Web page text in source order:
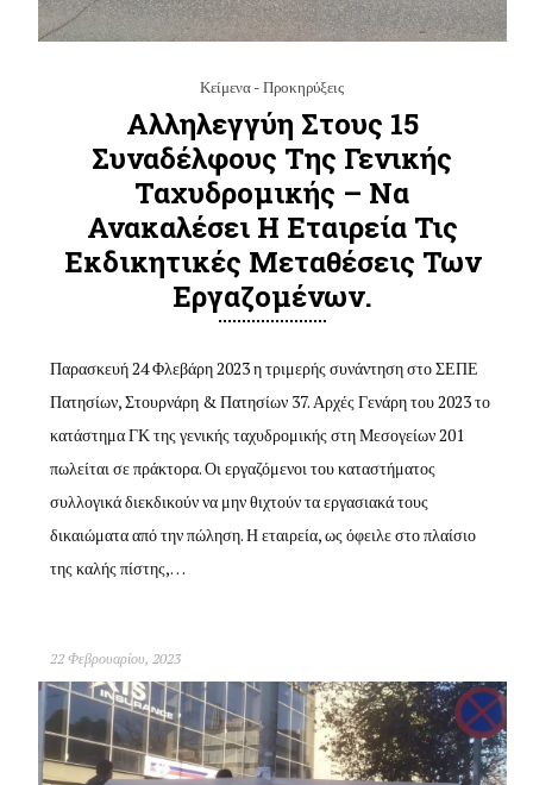
Κείμενα - Προκηρύξεις
Αλληλεγγύη Στους 15
Συναδέλφους Της Γενικής
Ταχυδρομικής – Να
Ανακαλέσει Η Εταιρεία Τις
Εκδικητικές Μεταθέσεις Των
Εργαζομένων.
Παρασκευή 24 Φλεβάρη 2023 η τριμερής συνάντηση στο ΣΕΠΕ
Πατησίων, Στουρνάρη & Πατησίων 37. Αρχές Γενάρη του 2023 το
κατάστημα ΓΚ της γενικής ταχυδρομικής στη Μεσογείων 201
πωλείται σε πράκτορα. Οι εργαζόμενοι του καταστήματος
συλλογικά διεκδικούν να μην θιχτούν τα εργασιακά τους
δικαιώματα από την πώληση. Η εταιρεία, ως όφειλε στο πλαίσιο
της καλής πίστης,…
22 Φεβρουαρίου, 2023